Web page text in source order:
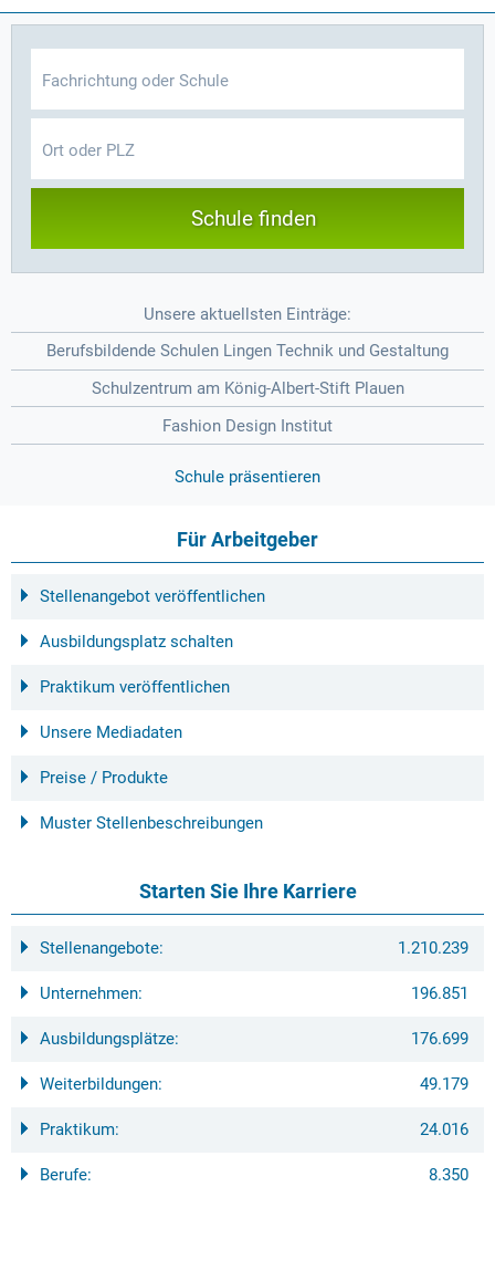
Schule finden
Unsere aktuellsten Einträge:
Berufsbildende Schulen Lingen Technik und Gestaltung
Schulzentrum am König-Albert-Stift Plauen
Fashion Design Institut
Schule präsentieren
Für Arbeitgeber
Stellenangebot veröffentlichen
Ausbildungsplatz schalten
Praktikum veröffentlichen
Unsere Mediadaten
Preise / Produkte
Muster Stellenbeschreibungen
Starten Sie Ihre Karriere
Stellenangebote: 1.210.239
Unternehmen: 196.851
Ausbildungsplätze: 176.699
Weiterbildungen: 49.179
Praktikum: 24.016
Berufe: 8.350